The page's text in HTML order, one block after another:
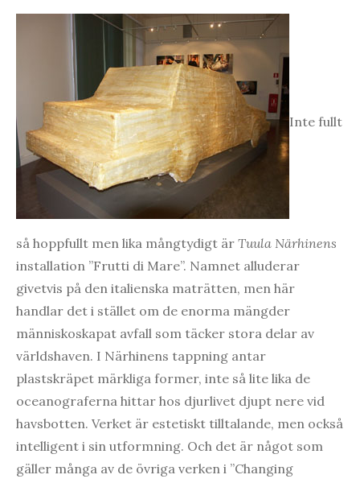
Inte fullt
så hoppfullt men lika mångtydigt är Tuula Närhinens
installation ”Frutti di Mare”. Namnet alluderar
givetvis på den italienska maträtten, men här
handlar det i stället om de enorma mängder
människoskapat avfall som täcker stora delar av
världshaven. I Närhinens tappning antar
plastskräpet märkliga former, inte så lite lika de
oceanograferna hittar hos djurlivet djupt nere vid
havsbotten. Verket är estetiskt tilltalande, men också
intelligent i sin utformning. Och det är något som
gäller många av de övriga verken i ”Changing